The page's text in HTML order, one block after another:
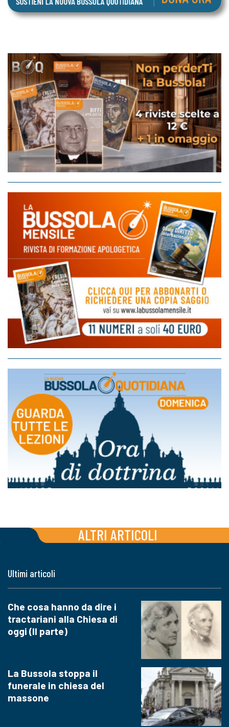
ALTRI ARTICOLI
Ultimi articoli
Che cosa hanno da dire i
tractariani alla Chiesa di
oggi (II parte)
La Bussola stoppa il
funerale in chiesa del
massone